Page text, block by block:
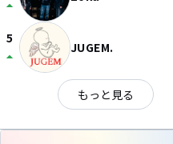
arrow_drop_up
5
arrow_drop_up JUGEM.
もっと見る